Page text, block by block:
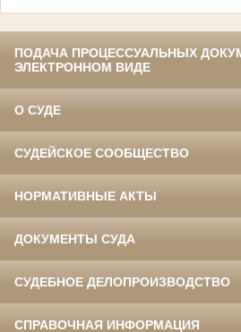
ПОДАЧА ПРОЦЕССУАЛЬНЫХ
ЭЛЕКТРОННОМ ВИДЕ
О СУДЕ
СУДЕЙСКОЕ СООБЩЕСТВО
НОРМАТИВНЫЕ АКТЫ
ДОКУМЕНТЫ СУДА
СУДЕБНОЕ ДЕЛОПРОИЗВОДСТВО
СПРАВОЧНАЯ ИНФОРМАЦИЯ